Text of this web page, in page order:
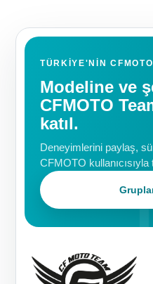
TÜRKIYE'NIN
Modeline ve
CFMOTO
katıl.
Deneyimlerini paylaş,
CFMOTO kullanıcısıyla